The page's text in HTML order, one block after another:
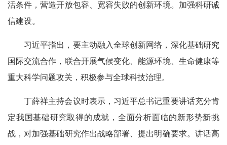
活条件，营造开放包容、宽容失败的创新环境。加强科研诚
信建设。
习近平指出，要主动融入全球创新网络，深化基础研究
国际交流合作，联合开展气候变化、能源环境、生命健康等
重大科学问题攻关，积极参与全球科技治理。
丁薛祥主持会议时表示，习近平总书记重要讲话充分肯
定我国基础研究取得的成就，全面分析面临的新形势新挑
战，对加强基础研究作出战略部署、提出明确要求。讲话高